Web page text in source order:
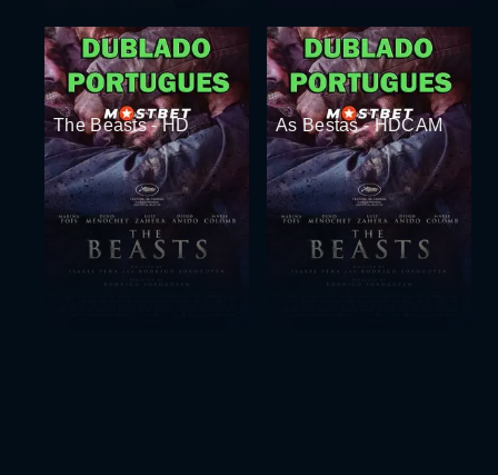
The Beasts - HD As Bestas - HDCAM